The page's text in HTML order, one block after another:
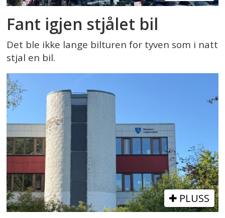
Fant igjen stjålet bil
Det ble ikke lange bilturen for tyven som i natt
stjal en bil.
PLUSS